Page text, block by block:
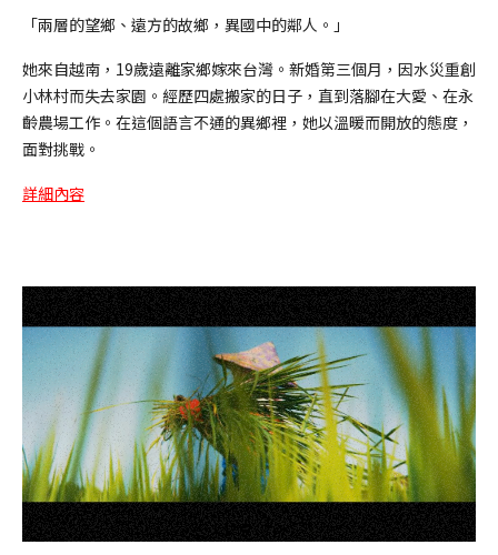
「兩層的望鄉、遠方的故鄉，異國中的鄰人。」
她來自越南，19歲遠離家鄉嫁來台灣。新婚第三個月，因水災重創
小林村而失去家園。經歷四處搬家的日子，直到落腳在大愛、在永
齡農場工作。在這個語言不通的異鄉裡，她以溫暖而開放的態度，
面對挑戰。
詳細內容